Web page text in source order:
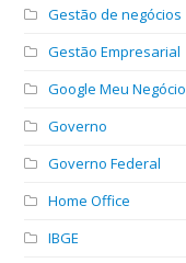
Gestão de negócios
Gestão Empresarial
Google Meu Negócio
Governo
Governo Federal
Home Office
IBGE